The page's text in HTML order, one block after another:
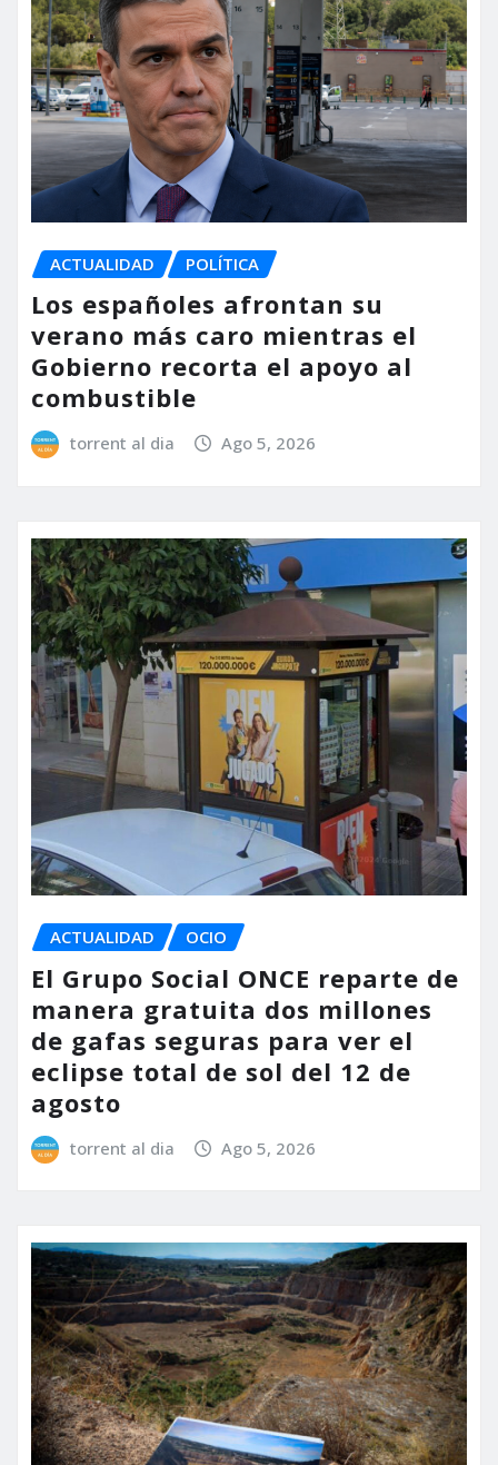
ACTUALIDAD POLÍTICA
Los españoles afrontan su
verano más caro mientras el
Gobierno recorta el apoyo al
combustible
torrent al dia Ago 5, 2026
ACTUALIDAD OCIO
El Grupo Social ONCE reparte de
manera gratuita dos millones
de gafas seguras para ver el
eclipse total de sol del 12 de
agosto
torrent al dia Ago 5, 2026